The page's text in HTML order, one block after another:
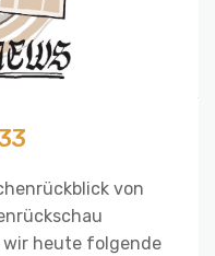
von
heute folgende